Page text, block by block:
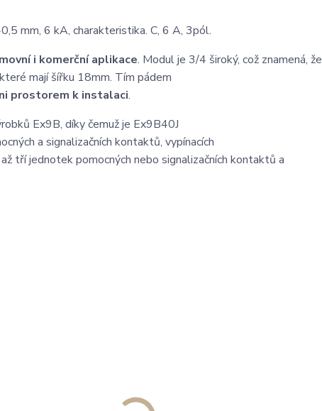
mm, 6 kA, charakteristika. C, 6 A, 3pól.
i komerční aplikace. Modul je 3/4 široký, což znamená, že
mají šířku 18mm. Tím pádem
prostorem k instalaci.
Ex9B, díky čemuž je Ex9B40J
a signalizačních kontaktů, vypínacích
tří jednotek pomocných nebo signalizačních kontaktů a